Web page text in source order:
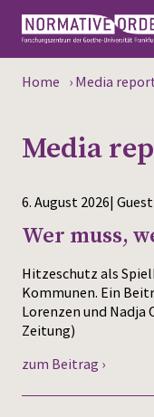
About
Persons
Research
Events
Publications
Media
Home › Media
Media
6. August 2026|
Wer muss,
Hitzeschutz als
Kommunen. Ein
Lorenzen und
Zeitung)
zum Beitrag ›